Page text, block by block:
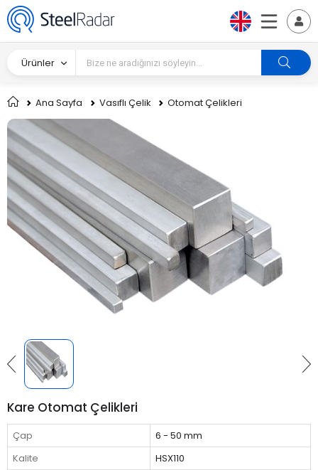
Ürünler
Ana Sayfa Vasıflı Çelik Otomat Çelikleri
Kare Otomat Çelikleri
Çap
6 - 50 mm
Kalite
HSX110